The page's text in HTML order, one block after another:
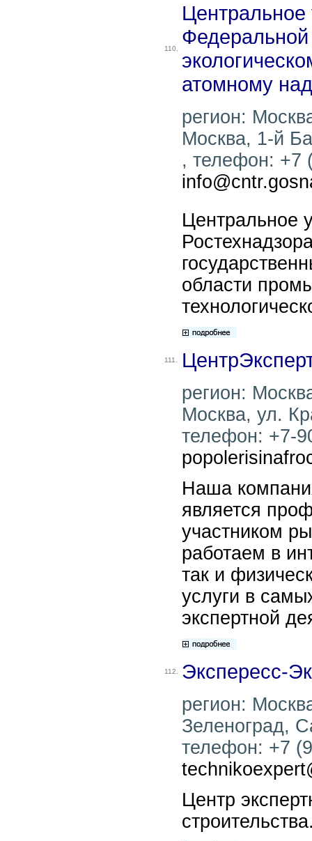
110.
Центральное
атомному
регион:
Москва, 1-й
, телефон: +7
Центральное
области
111.
регион:
Москва, ул.
телефон: +7-
Наша
является
участником
работаем в
так и
услуги в
экспертной
112. Экспересс-
регион:
Зеленоград,
телефон: +7
Центр